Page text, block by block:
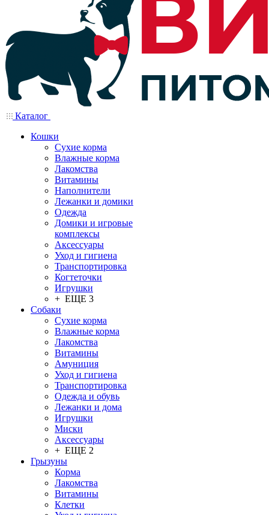
Каталог
Кошки
Сухие корма
Влажные корма
Лакомства
Витамины
Наполнители
Лежанки и домики
Одежда
Домики и игровые
комплексы
Аксессуары
Уход и гигиена
Транспортировка
Когтеточки
Игрушки
+ ЕЩЕ 3
Собаки
Сухие корма
Влажные корма
Лакомства
Витамины
Амуниция
Уход и гигиена
Транспортировка
Одежда и обувь
Лежанки и дома
Игрушки
Миски
Аксессуары
+ ЕЩЕ 2
Грызуны
Корма
Лакомства
Витамины
Клетки